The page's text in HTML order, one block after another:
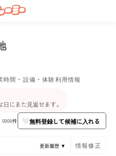
間・設備・体験利用情報
にまた見返せます。
件 無料登録して候補に入れる
更新履歴 ▼ 情報修正